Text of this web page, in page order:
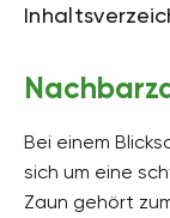
Bei einem
sich um eine
Zaun gehört